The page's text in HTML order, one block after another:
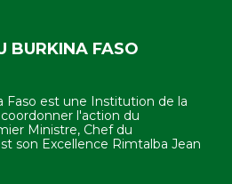
BURKINA FASO
Faso est une Institution de la
l'action du
Ministre, Chef du
son Excellence Rimtalba Jean